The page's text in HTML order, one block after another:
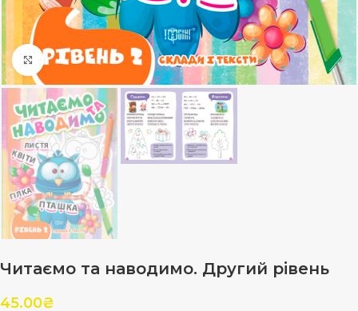
Клацніть, щоб збільшити
Читаємо та наводимо. Другий рівень
45.00₴